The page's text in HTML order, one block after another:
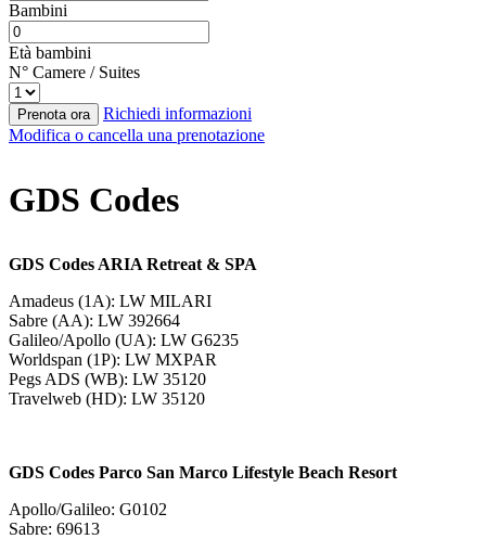
Bambini
Età bambini
N° Camere / Suites
Prenota ora
Richiedi informazioni
Modifica o cancella una prenotazione
GDS Codes
GDS Codes ARIA Retreat & SPA
Amadeus (1A): LW MILARI
Sabre (AA): LW 392664
Galileo/Apollo (UA): LW G6235
Worldspan (1P): LW MXPAR
Pegs ADS (WB): LW 35120
Travelweb (HD): LW 35120
GDS Codes Parco San Marco Lifestyle Beach Resort
Apollo/Galileo: G0102
Sabre: 69613